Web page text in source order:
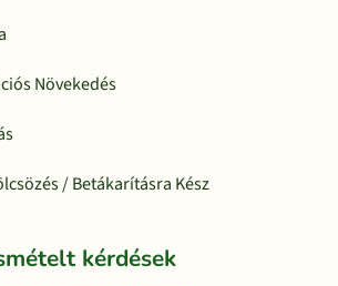
Növekedés
/ Betákarításra Kész
kérdések